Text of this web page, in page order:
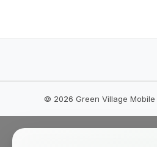
© 2026 Green Village